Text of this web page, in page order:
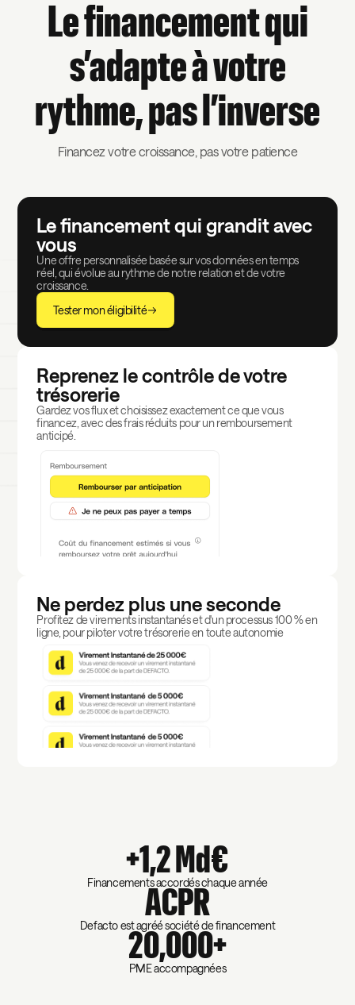
Le financement qui
s’adapte à votre
rythme, pas l’inverse
Financez votre croissance, pas votre patience
Le financement qui grandit avec
vous
Une offre personnalisée basée sur vos données en temps
réel, qui évolue au rythme de notre relation et de votre
croissance.
Tester mon éligibilité
Reprenez le contrôle de votre
trésorerie
Gardez vos flux et choisissez exactement ce que vous
financez, avec des frais réduits pour un remboursement
anticipé.
Ne perdez plus une seconde
Profitez de virements instantanés et d'un processus 100 % en
ligne, pour piloter votre trésorerie en toute autonomie
+1,2 Md€
Financements accordés chaque année
ACPR
Defacto est agréé société de financement
20,000+
PME accompagnées